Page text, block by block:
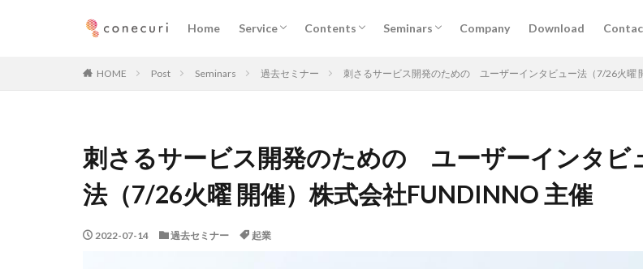
Home Service Contents Seminars Company Download
HOME Post Seminars 過去セミナー 刺さるサービス開発のための ユーザーインタビュー法（7/26火曜
刺さるサービス開発のための ユーザーインタビ
法（7/26火曜 開催）株式会社FUNDINNO 主催
2022-07-14 過去セミナー 起業
マーケティング DX アルムナイ AI オンライン 経営
デジタルマーケティング
法務コンプライアンス 技術 仕事術
メディア取材
デザイン ブランディング ファイナンス